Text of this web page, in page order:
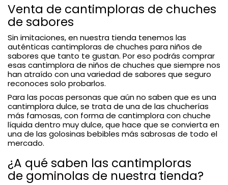
Venta de cantimploras de chuches
de sabores
Sin imitaciones, en nuestra tienda tenemos las
auténticas cantimploras de chuches para niños de
sabores que tanto te gustan. Por eso podrás comprar
esas cantimplora de niños de chuches que siempre nos
han atraído con una variedad de sabores que seguro
reconoces solo probarlos.
Para las pocas personas que aún no saben que es una
cantimplora dulce, se trata de una de las chucherías
más famosas, con forma de cantimplora con chuche
líquida dentro muy dulce, que hace que se convierta en
una de las golosinas bebibles más sabrosas de todo el
mercado.
¿A qué saben las cantimploras
de gominolas de nuestra tienda?